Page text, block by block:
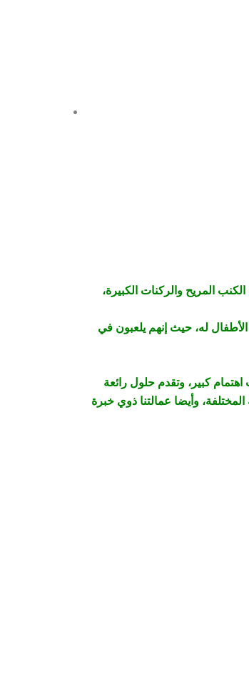
المريح والركنات الكبيرة،
له، حيث إنهم يلعبون في
كبير، وتقدم حلول رائعة
وأيضا عمالتنا ذوي خبرة